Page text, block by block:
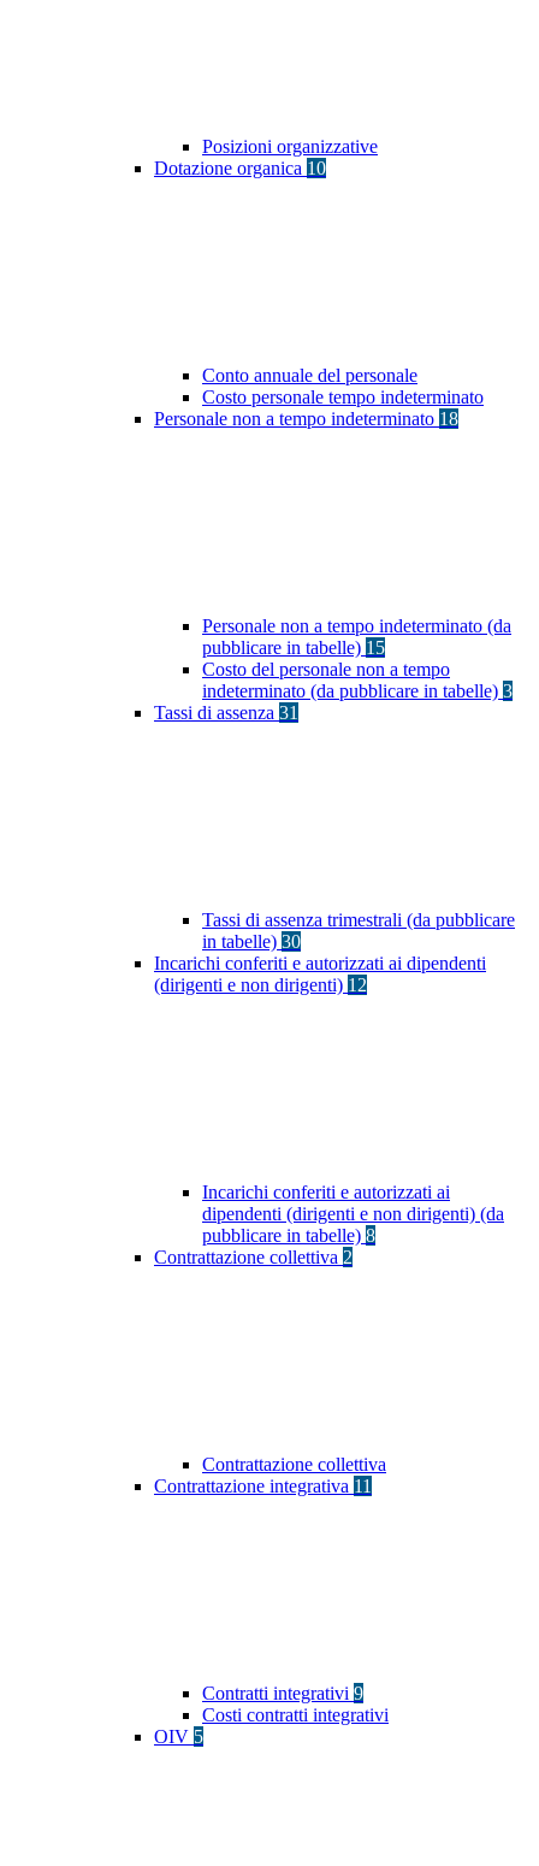
Posizioni organizzative
Dotazione organica 10
Conto annuale del personale
Costo personale tempo indeterminato
Personale non a tempo indeterminato 18
Personale non a tempo indeterminato (da
pubblicare in tabelle) 15
Costo del personale non a tempo
indeterminato (da pubblicare in tabelle) 3
Tassi di assenza 31
Tassi di assenza trimestrali (da pubblicare
in tabelle) 30
Incarichi conferiti e autorizzati ai dipendenti
(dirigenti e non dirigenti) 12
Incarichi conferiti e autorizzati ai
dipendenti (dirigenti e non dirigenti) (da
pubblicare in tabelle) 8
Contrattazione collettiva 2
Contrattazione collettiva
Contrattazione integrativa 11
Contratti integrativi 9
Costi contratti integrativi
OIV 5